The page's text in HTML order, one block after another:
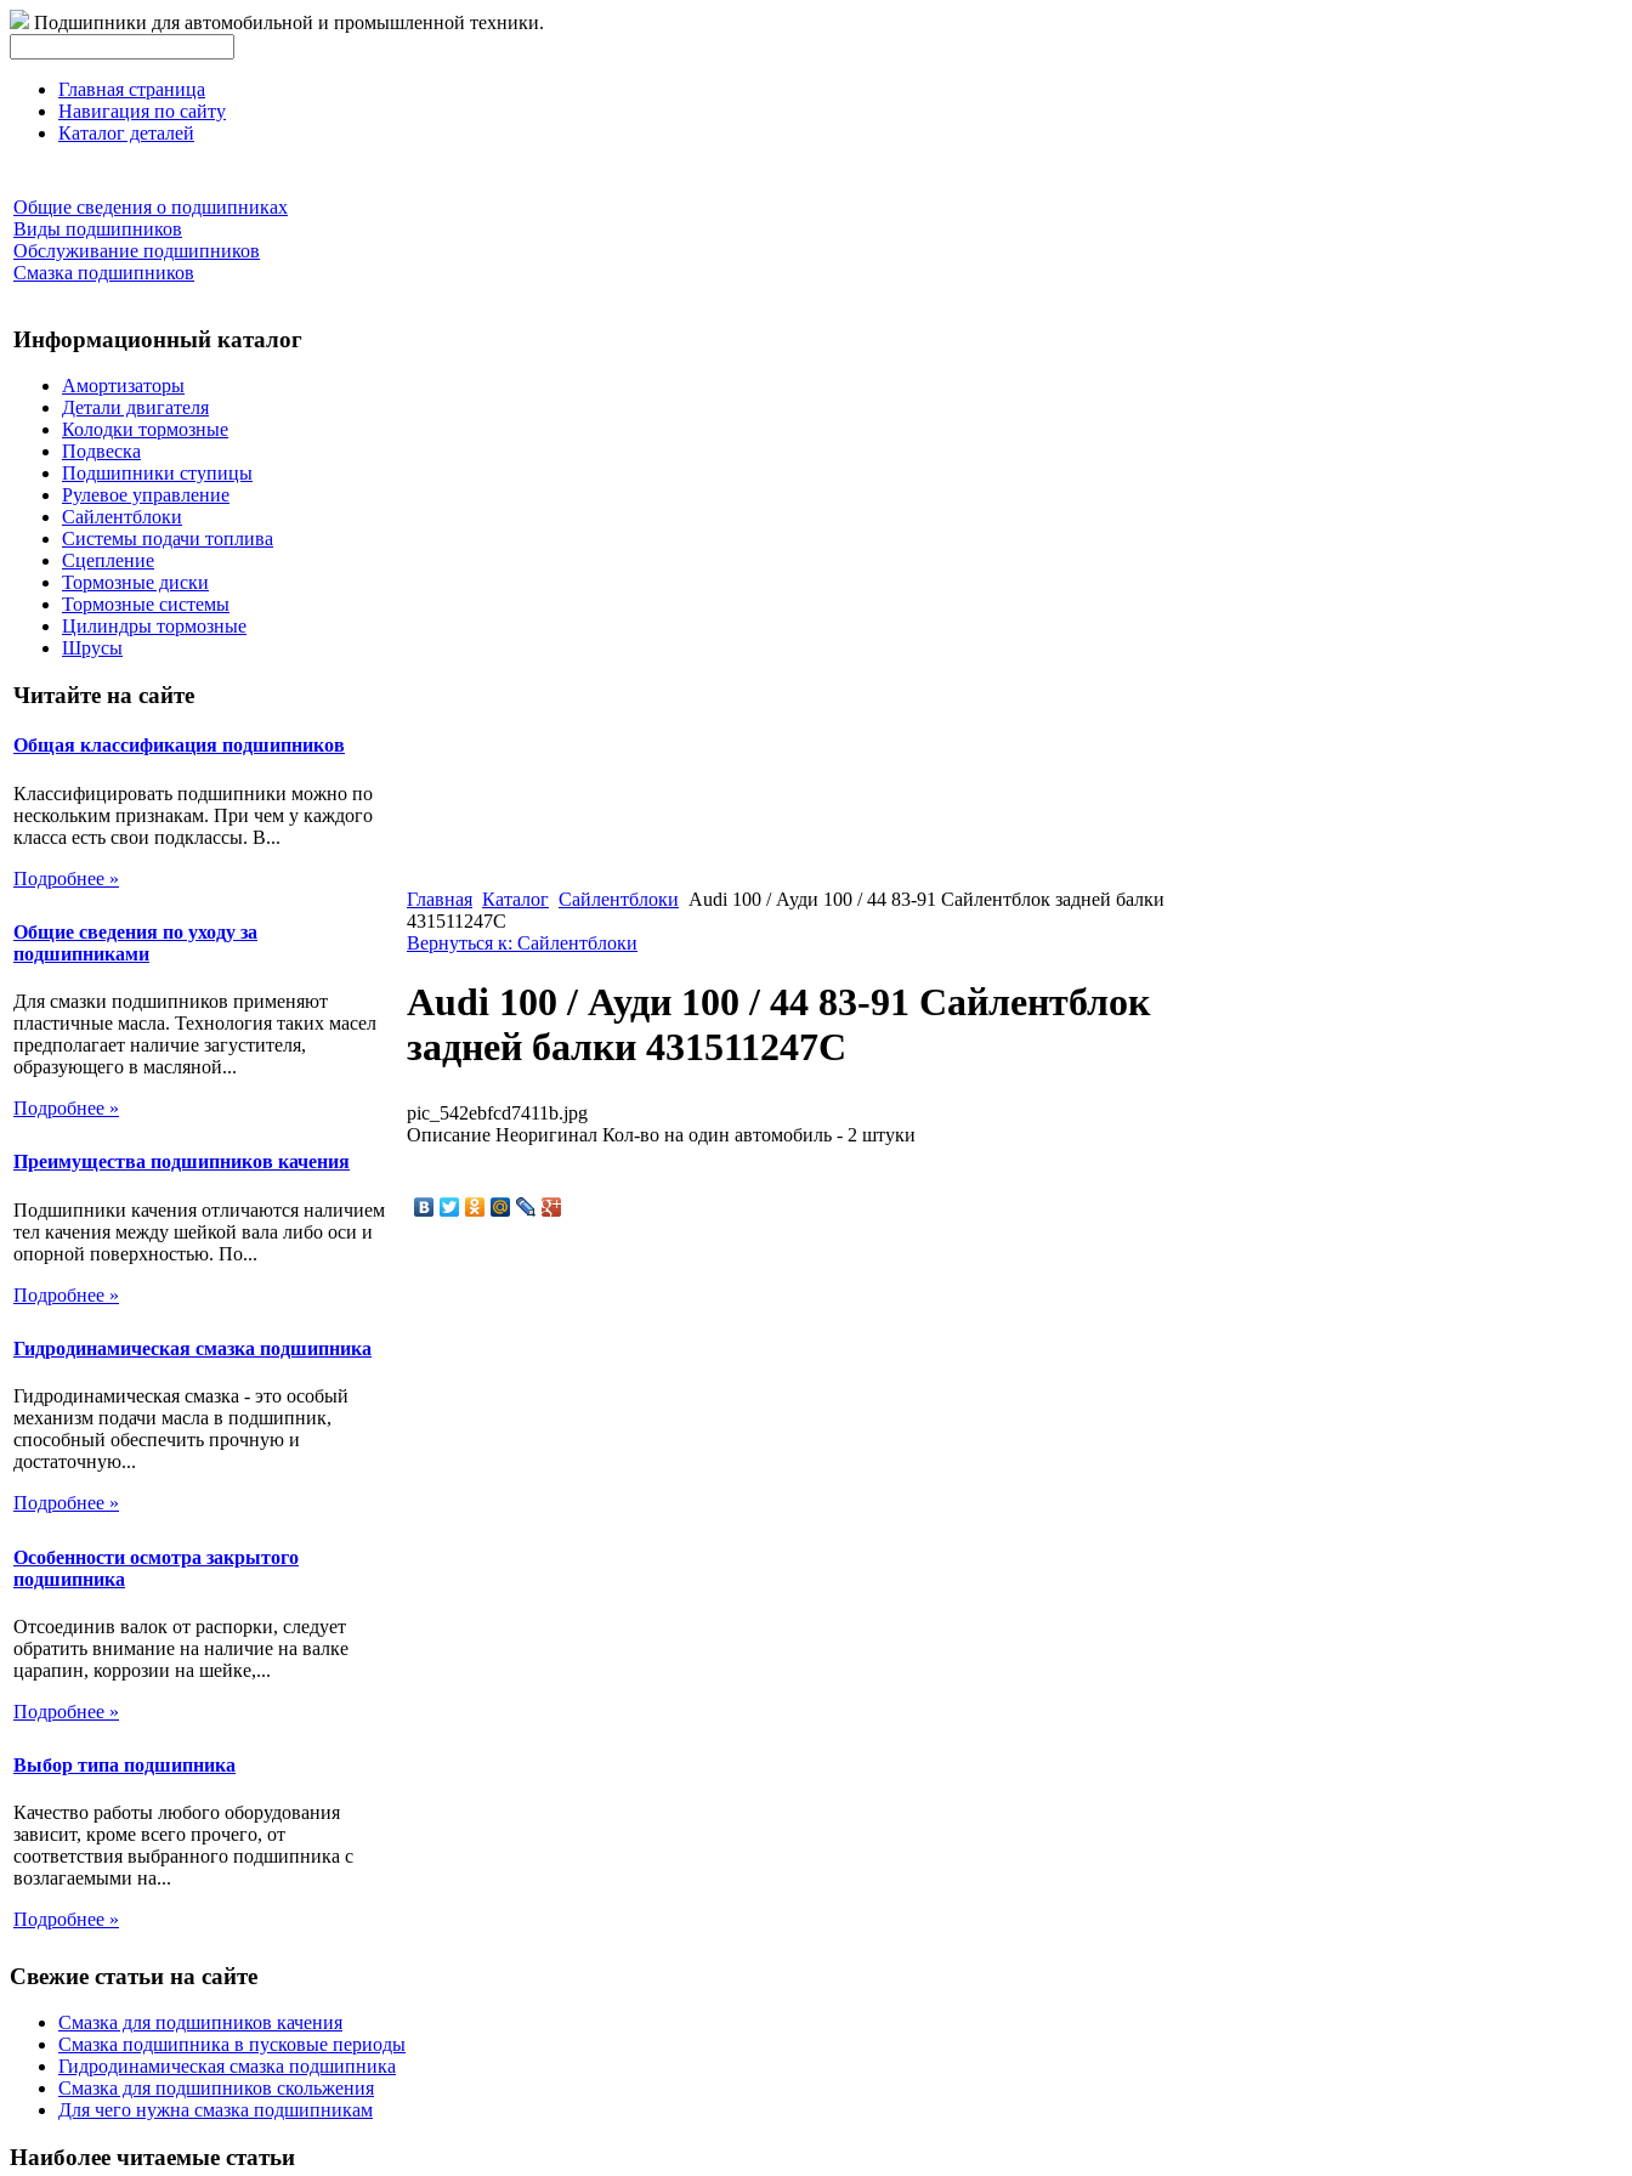
Подшипники для автомобильной и промышленной техники.
Главная страница
Навигация по сайту
Каталог деталей
Общие сведения о подшипниках
Виды подшипников
Обслуживание подшипников
Смазка подшипников
Информационный каталог
Амортизаторы
Детали двигателя
Колодки тормозные
Подвеска
Подшипники ступицы
Рулевое управление
Сайлентблоки
Системы подачи топлива
Сцепление
Тормозные диски
Тормозные системы
Цилиндры тормозные
Шрусы
Читайте на сайте
Общая классификация подшипников
Классифицировать подшипники можно по
нескольким признакам. При чем у каждого
класса есть свои подклассы. В...
Подробнее »
Общие сведения по уходу за
подшипниками
Для смазки подшипников применяют
пластичные масла. Технология таких масел
предполагает наличие загустителя,
образующего в масляной...
Подробнее »
Преимущества подшипников качения
Подшипники качения отличаются наличием
тел качения между шейкой вала либо оси и
опорной поверхностью. По...
Подробнее »
Гидродинамическая смазка подшипника
Гидродинамическая смазка - это особый
механизм подачи масла в подшипник,
способный обеспечить прочную и
достаточную...
Подробнее »
Особенности осмотра закрытого
подшипника
Отсоединив валок от распорки, следует
обратить внимание на наличие на валке
царапин, коррозии на шейке,...
Подробнее »
Выбор типа подшипника
Качество работы любого оборудования
зависит, кроме всего прочего, от
соответствия выбранного подшипника с
возлагаемыми на...
Подробнее »
Главная Каталог Сайлентблоки Audi 100 / Ауди 100 / 44 83-91 Сайлентблок задней балки
431511247C
Вернуться к: Сайлентблоки
Audi 100 / Ауди 100 / 44 83-91 Сайлентблок
задней балки 431511247C
pic_542ebfcd7411b.jpg
Описание Неоригинал Кол-во на один автомобиль - 2 штуки
Свежие статьи на сайте
Смазка для подшипников качения
Смазка подшипника в пусковые периоды
Гидродинамическая смазка подшипника
Смазка для подшипников скольжения
Для чего нужна смазка подшипникам
Наиболее читаемые статьи